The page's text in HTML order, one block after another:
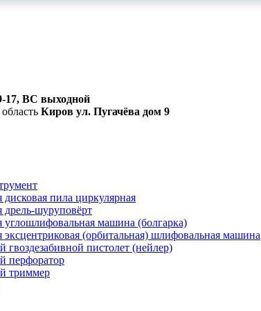
17, ВС выходной
Киров ул. Пугачёва дом 9
пила циркулярная
дрель-шуруповёрт
углошлифовальная машина (болгарка)
эксцентриковая (орбитальная) шлифовальная машина
гвоздезабивной пистолет (нейлер)
перфоратор
триммер